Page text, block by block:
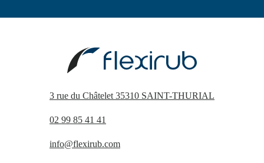
3 rue du Châtelet 35310 SAINT-THURIAL
02 99 85 41 41
info@flexirub.com